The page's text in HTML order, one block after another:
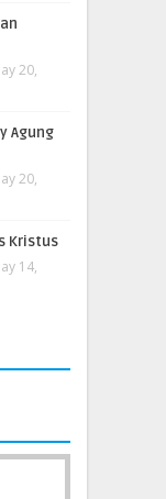
20,
Agung
20,
Kristus
14,